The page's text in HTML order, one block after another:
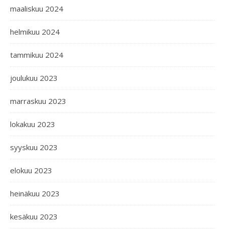
maaliskuu 2024
helmikuu 2024
tammikuu 2024
joulukuu 2023
marraskuu 2023
lokakuu 2023
syyskuu 2023
elokuu 2023
heinäkuu 2023
kesäkuu 2023